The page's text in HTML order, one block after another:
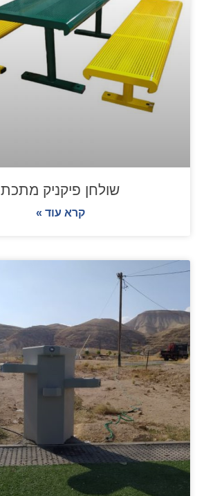
שולחן פיקניק מתכת
קרא עוד »